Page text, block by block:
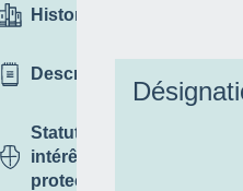
Historique
Description
Statut,
intérêt et
protection